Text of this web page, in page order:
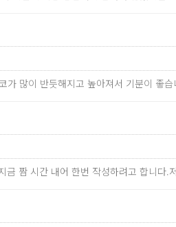
많이 반듯해지고 높아져서 기분이 좋
짬 시간 내어 한번 작성하려고 합니다